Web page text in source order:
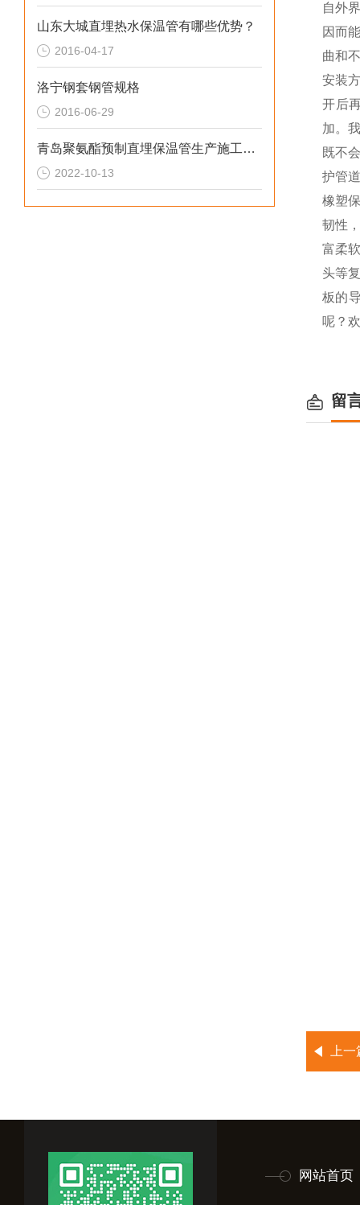
山东大城直埋热水保温管有哪些优势？
2016-04-17
洛宁钢套钢管规格
2016-06-29
青岛聚氨酯预制直埋保温管生产施工需要注意的问题
2022-10-13
自外
因而
曲和
安装
开后
加。
既不
护管
橡塑
韧性
富柔
头等
板的
呢？
留
上
网站首页